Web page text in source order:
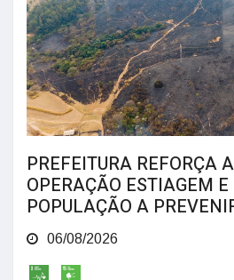
PREFEITURA REFORÇA
OPERAÇÃO ESTIAGEM
POPULAÇÃO A
06/08/2026